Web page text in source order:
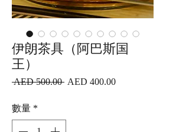
伊朗茶具（阿巴斯国
王）
AED 500.00 一AED 400.00促
數量 *